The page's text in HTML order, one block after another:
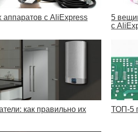
аппаратов с AliExpress
5
с
как правильно их
ТОП-5